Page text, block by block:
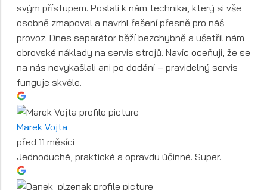
svým přístupem. Poslali k nám technika, který si vše
osobně zmapoval a navrhl řešení přesně pro náš
provoz. Dnes separátor běží bezchybně a ušetřil nám
obrovské náklady na servis strojů. Navíc oceňuji, že se
na nás nevykašlali ani po dodání – pravidelný servis
funguje skvěle.
Marek Vojta
před 11 měsíci
Jednoduché, praktické a opravdu účinné. Super.